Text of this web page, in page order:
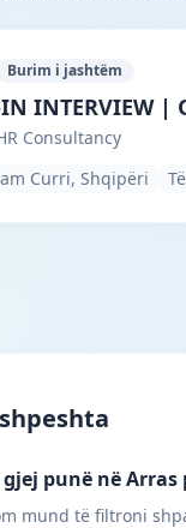
Burim i jashtëm
HR
IN INTERVIEW
Consultancy
Curri, Shqipëri
punë në
mund të filtroni